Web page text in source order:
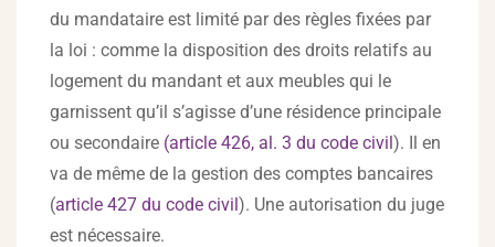
du mandataire est limité par des règles fixées par
la loi : comme la disposition des droits relatifs au
logement du mandant et aux meubles qui le
garnissent qu’il s’agisse d’une résidence principale
ou secondaire (article 426, al. 3 du code civil). Il en
va de même de la gestion des comptes bancaires
(article 427 du code civil). Une autorisation du juge
est nécessaire.